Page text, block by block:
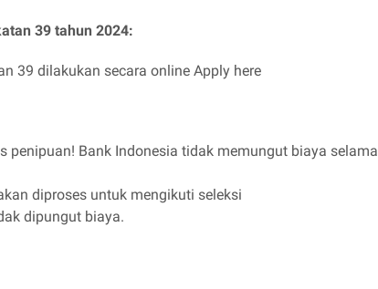
39 tahun 2024:
39 dilakukan secara online Apply here
penipuan! Bank Indonesia tidak memungut biaya selama
diproses untuk mengikuti seleksi
dipungut biaya.